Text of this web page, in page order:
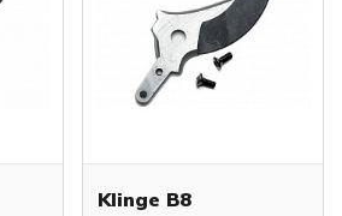
Klinge B8